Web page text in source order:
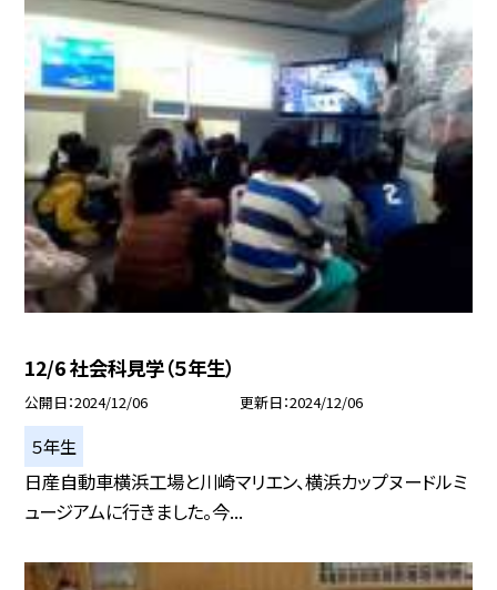
12/6 社会科見学（５年生）
公開日 2024/12/06 更新日 2024/12/06
５年生
日産自動車横浜工場と川崎マリエン、横浜カップヌードルミ
ュージアムに行きました。今...